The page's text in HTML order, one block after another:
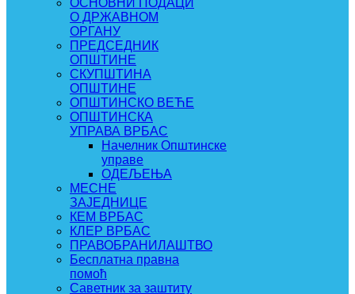
ОСНОВНИ ПОДАЦИ
О ДРЖАВНОМ
ОРГАНУ
ПРЕДСЕДНИК
ОПШТИНЕ
СКУПШТИНА
ОПШТИНЕ
ОПШТИНСКО ВЕЋЕ
ОПШТИНСКА
УПРАВА ВРБАС
Начелник Општинске
управе
ОДЕЉЕЊА
МЕСНЕ
ЗАЈЕДНИЦЕ
КЕМ ВРБАС
КЛЕР ВРБАС
ПРАВОБРАНИЛАШТВО
Бесплатна правна
помоћ
Саветник за заштиту